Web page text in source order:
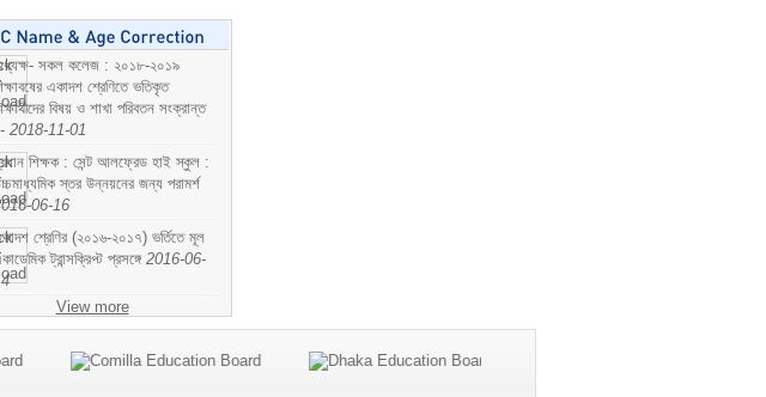
সকল কলেজ : ২০১৮-২০১৯
একাদশ শ্রেণিতে ভতিকৃত
বিষয় ও শাখা পরিবতন সংক্রান্ত
2018-11-01
শিক্ষক : সেন্ট আলফ্রেড হাই স্কুল :
স্তর উন্নয়নের জন্য পরামর্শ
06-16
শ্রেণির (২০১৬-২০১৭) ভর্তিতে মূল
ট্রান্সক্রিপ্ট প্রসঙ্গে 2016-06-
View more